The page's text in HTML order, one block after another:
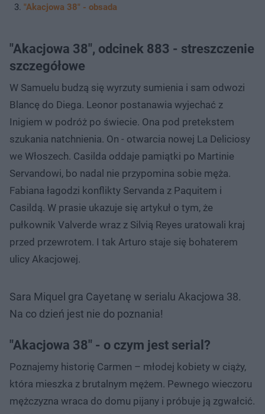
"Akacjowa 38" - obsada
"Akacjowa 38", odcinek 883 - streszczenie
szczegółowe
W Samuelu budzą się wyrzuty sumienia i sam odwozi
Blancę do Diega. Leonor postanawia wyjechać z
Inigiem w podróż po świecie. Ona pod pretekstem
szukania natchnienia. On - otwarcia nowej La Deliciosy
we Włoszech. Casilda oddaje pamiątki po Martinie
Servandowi, bo nadal nie przypomina sobie męża.
Fabiana łagodzi konflikty Servanda z Paquitem i
Casildą. W prasie ukazuje się artykuł o tym, że
pułkownik Valverde wraz z Silvią Reyes uratowali kraj
przed przewrotem. I tak Arturo staje się bohaterem
ulicy Akacjowej.
Sara Miquel gra Cayetanę w serialu Akacjowa 38.
Na co dzień jest nie do poznania!
"Akacjowa 38" - o czym jest serial?
Poznajemy historię Carmen – młodej kobiety w ciąży,
która mieszka z brutalnym mężem. Pewnego wieczoru
mężczyzna wraca do domu pijany i próbuje ją zgwałcić.